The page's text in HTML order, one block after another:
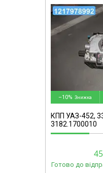
–10%
КПП УАЗ-452,
3182.1700010
Готово до